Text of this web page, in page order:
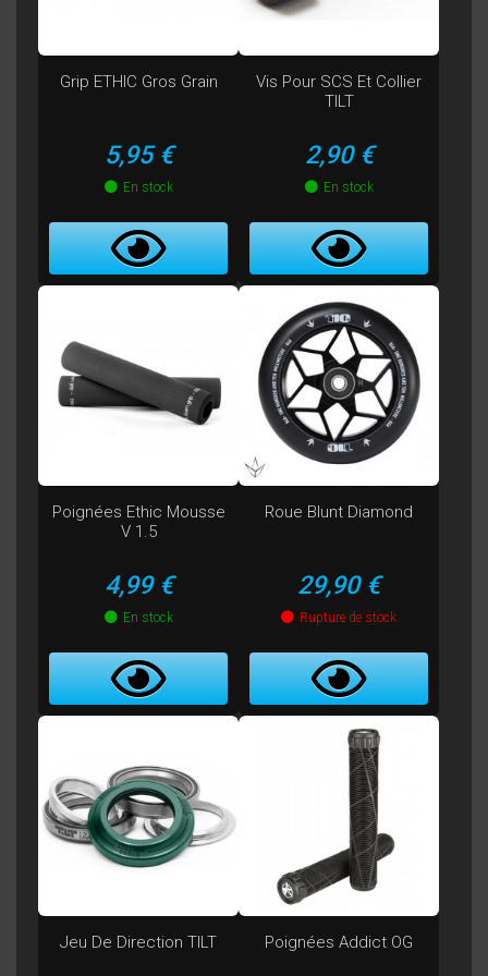
Grip ETHIC Gros Grain
Prix
5,95 €
En stock
Vis Pour SCS Et Collier
TILT
Prix
2,90 €
En stock
Poignées Ethic Mousse
V 1.5
Prix
4,99 €
En stock
Roue Blunt Diamond
Prix
29,90 €
Rupture de stock
Jeu De Direction TILT Poignées Addict OG